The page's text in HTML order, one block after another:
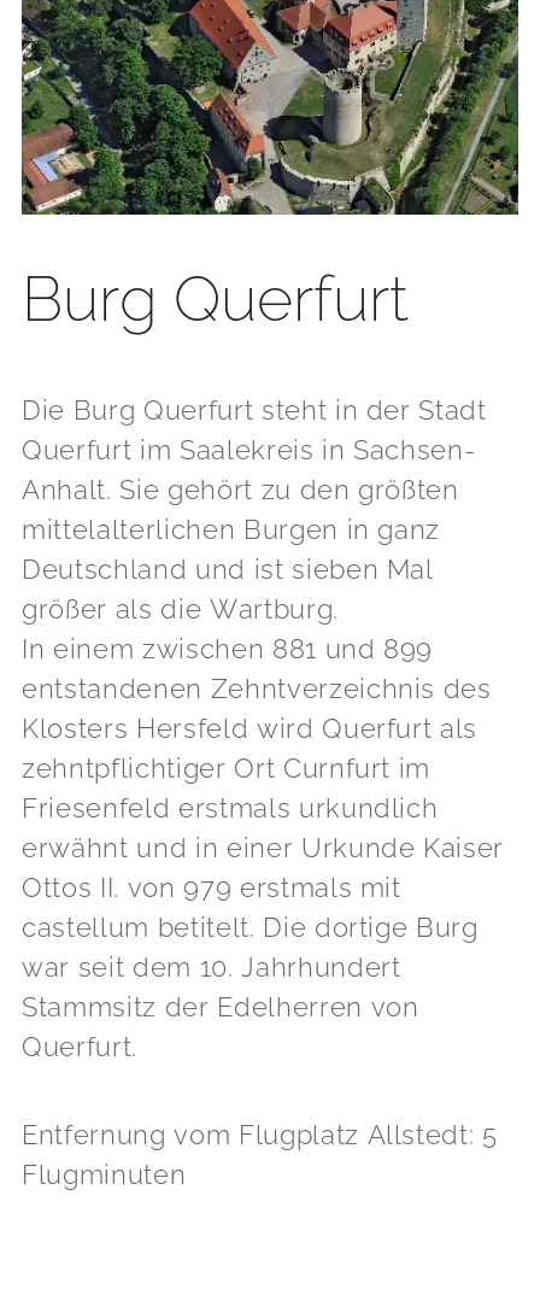
Burg Querfurt
Die Burg Querfurt steht in der Stadt
Querfurt im Saalekreis in Sachsen-
Anhalt. Sie gehört zu den größten
mittelalterlichen Burgen in ganz
Deutschland und ist sieben Mal
größer als die Wartburg.
In einem zwischen 881 und 899
entstandenen Zehntverzeichnis des
Klosters Hersfeld wird Querfurt als
zehntpflichtiger Ort Curnfurt im
Friesenfeld erstmals urkundlich
erwähnt und in einer Urkunde Kaiser
Ottos II. von 979 erstmals mit
castellum betitelt. Die dortige Burg
war seit dem 10. Jahrhundert
Stammsitz der Edelherren von
Querfurt.
Entfernung vom Flugplatz Allstedt: 5
Flugminuten